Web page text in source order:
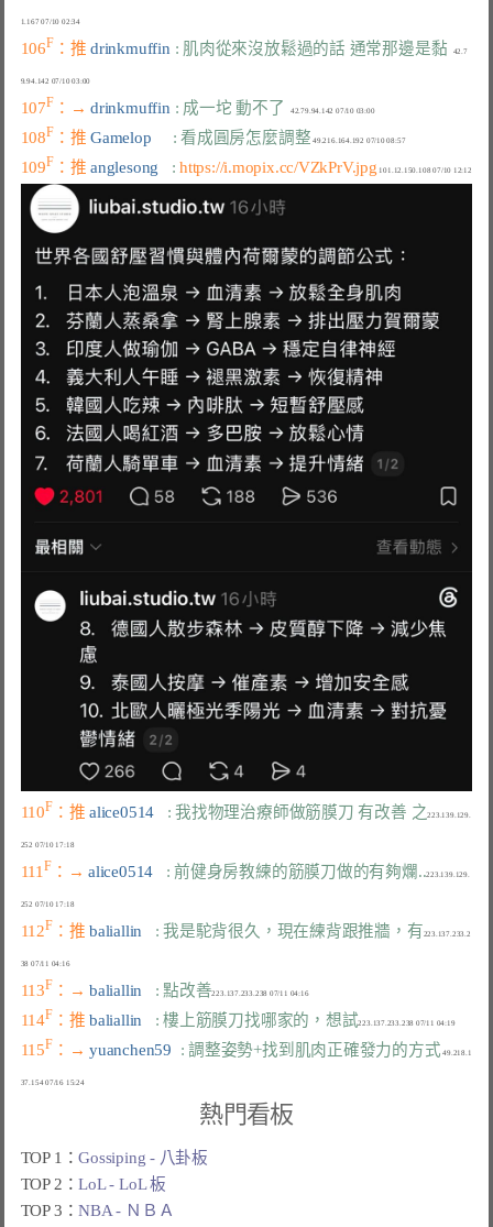
1.167 07/10 02:34
106F ：推 drinkmuffin : 肌肉從來沒放鬆過的話 通常那邊是黏
   42.7
107F ：→ drinkmuffin : 成一坨 動不了
   42.79.94.142 07/10 03:00
108F ：推 Gamelop : 看成圓房怎麼調整 49.216.164.192 07/10 08:57
109F ：推 anglesong : https://i.mopix.cc/VZkPrV.jpg
110F ：推 alice0514 : 我找物理治療師做筋膜刀 有改善 之223.139.129.
252 07/10 17:18
111 F ：→ alice0514 : 前健身房教練的筋膜刀做的有夠爛..223.139.129.
252 07/10 17:18
112F ：推 baliallin : 我是駝背很久，現在練背跟推牆，有223.137.233.2
38 07/11 04:16
113F ：→ baliallin : 點改善 223.137.233.238 07/11 04:16
114F ：推 baliallin : 樓上筋膜刀找哪家的，想試 223.137.233.238 07/11 04:19
115F ：→ yuanchen59 : 調整姿勢+找到肌肉正確發力的方式 49.218.1
37.154 07/16 15:24
熱門看板
TOP 1：Gossiping - 八卦板
TOP 2：LoL - LoL 板
TOP 3：NBA - ＮＢＡ